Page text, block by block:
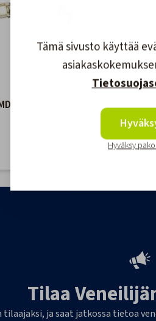
LEDx3
Classic LED 12
14,00 €
Tilaa
tilaajaksi, ja saat jatkossa tietoa
Tämä sivusto käyttää
Hyväksy